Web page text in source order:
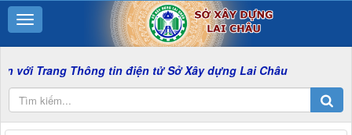
Thông tin điện tử Sở Xây dựng Lai Châu